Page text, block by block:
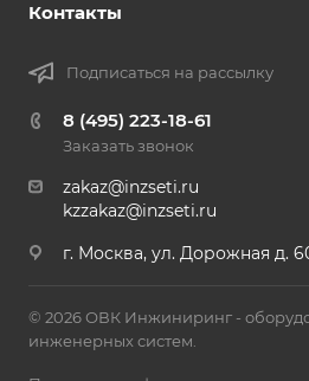
Контакты
Подписаться на рассылку
8 (495) 223-18-61
Заказать звонок
zakaz@inzseti.ru
kzzakaz@inzseti.ru
г. Москва, ул. Дорожная д.
© 2026 ОВК Инжиниринг -
инженерных систем.